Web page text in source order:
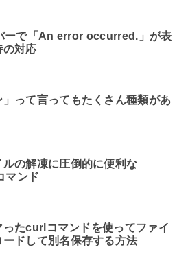
ーで「An error occurred.」が表
の対応
」って言ってもたくさん種類があ
ルの解凍に圧倒的に便利な
マンド
ったcurlコマンドを使ってファイ
ードして別名保存する方法